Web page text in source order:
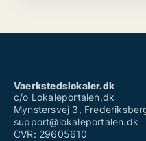
Vaerkstedslokaler.dk
c/o Lokaleportalen.dk
Mynstersvej 3,
support@lokaleportalen.dk
CVR: 29605610